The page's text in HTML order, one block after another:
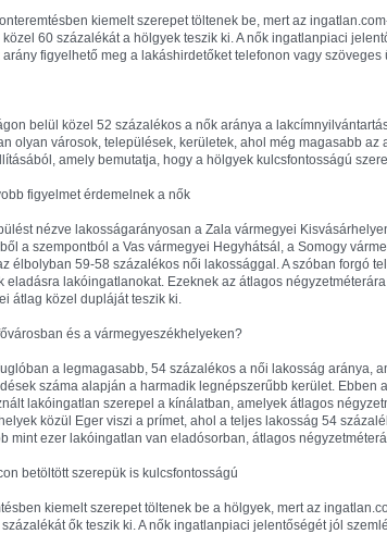
kiemelt szerepet töltenek be, mert az
60 százalékát a hölgyek teszik ki. A nők ingatlanpiaci
figyelhető meg a lakáshirdetőket telefonon vagy
belül közel 52 százalékos a nők aránya a
olyan városok, települések, kerületek, ahol még magasabb az
amely bemutatja, hogy a hölgyek kulcsfontosságú
figyelmet érdemelnek a nők
nézve lakosságarányosan a Zala vármegyei
a szempontból a Vas vármegyei Hegyhátsál, a Somogy
élbolyban 59-58 százalékos női lakossággal. A szóban forgó
eladásra lakóingatlanokat. Ezeknek az átlagos
átlag közel dupláját teszik ki.
és a vármegyeszékhelyeken?
a legmagasabb, 54 százalékos a női lakosság aránya,
száma alapján a harmadik legnépszerűbb kerület. Ebben
lakóingatlan szerepel a kínálatban, amelyek átlagos
közül Eger viszi a prímet, ahol a teljes lakosság 54
mint ezer lakóingatlan van eladósorban, átlagos
betöltött szerepük is kulcsfontosságú
kiemelt szerepet töltenek be a hölgyek, mert az
ők teszik ki. A nők ingatlanpiaci jelentőségét jól